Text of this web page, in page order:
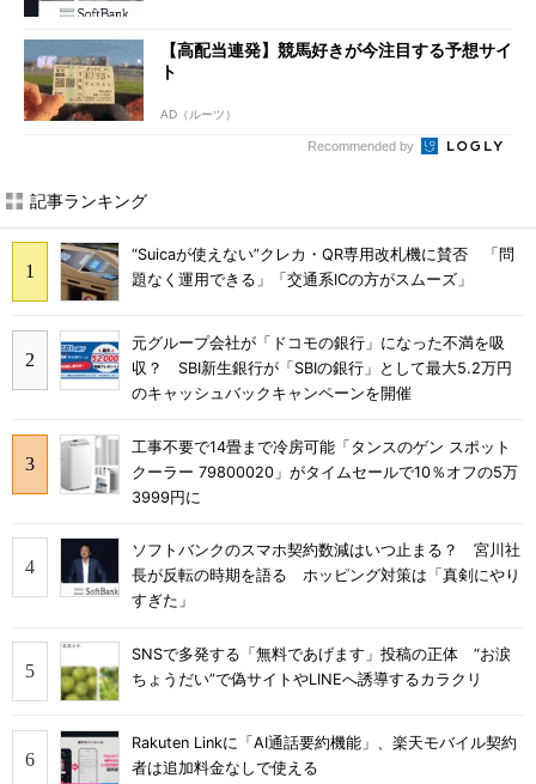
【高配当連発】競馬好きが今注目する予想サイ
ト
AD（ルーツ）
Recommended by
記事ランキング
“Suicaが使えない”クレカ・QR専用改札機に賛否 「問
題なく運用できる」「交通系ICの方がスムーズ」
元グループ会社が「ドコモの銀行」になった不満を吸
収？ SBI新生銀行が「SBIの銀行」として最大5.2万円
のキャッシュバックキャンペーンを開催
工事不要で14畳まで冷房可能「タンスのゲン スポット
クーラー 79800020」がタイムセールで10％オフの5万
3999円に
ソフトバンクのスマホ契約数減はいつ止まる？ 宮川社
長が反転の時期を語る ホッピング対策は「真剣にやり
すぎた」
SNSで多発する「無料であげます」投稿の正体 “お涙
ちょうだい”で偽サイトやLINEへ誘導するカラクリ
Rakuten Linkに「AI通話要約機能」、楽天モバイル契約
者は追加料金なしで使える